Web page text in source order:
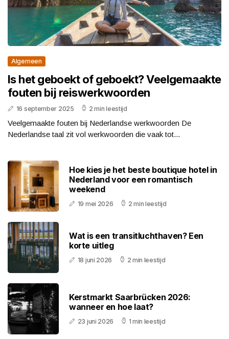
Algemeen
Is het geboekt of geboekt? Veelgemaakte
fouten bij reiswerkwoorden
16 september 2025 2 min leestijd
Veelgemaakte fouten bij Nederlandse werkwoorden De
Nederlandse taal zit vol werkwoorden die vaak tot...
Hoe kies je het beste boutique hotel in
Nederland voor een romantisch
weekend
19 mei 2026 2 min leestijd
Wat is een transitluchthaven? Een
korte uitleg
18 juni 2026 2 min leestijd
Kerstmarkt Saarbrücken 2026:
wanneer en hoe laat?
23 juni 2026 1 min leestijd